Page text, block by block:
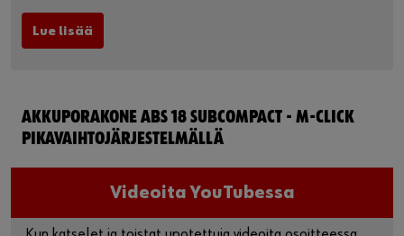
Lue lisää
AKKUPORAKONE ABS 18 SUBCOMPACT - M-CLICK
PIKAVAIHTOJÄRJESTELMÄLLÄ
Videoita YouTubessa